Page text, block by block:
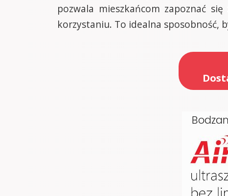
pozwala mieszkańcom zapoznać
korzystaniu. To idealna sposobność,